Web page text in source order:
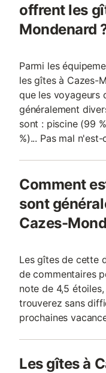
offrent les
Mondenard
Parmi les
les gîtes à Cazes-
que les voyageurs
généralement
sont : piscine (99
%)... Pas mal n'est-
Comment
sont
Cazes-
Les gîtes de cette
de commentaires
note de 4,5
trouverez sans
prochaines
Les gîtes à